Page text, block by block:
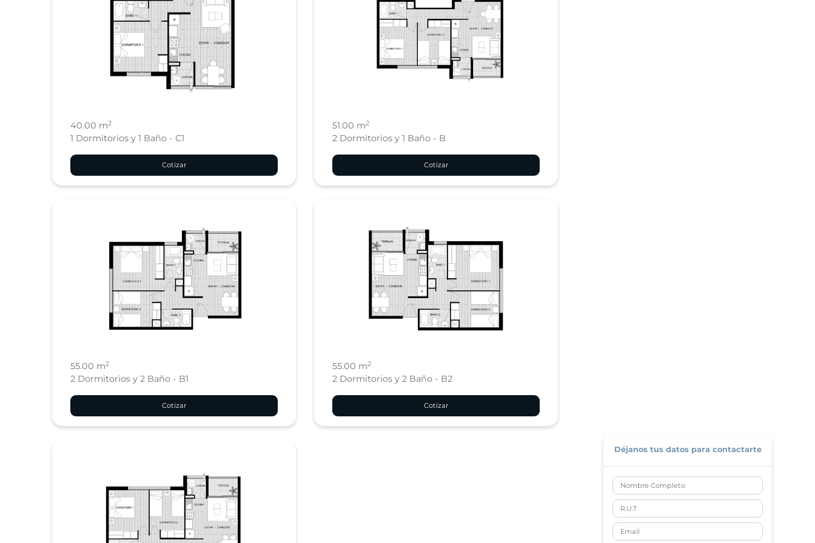
40.00 m2
1 Dormitorios y 1 Baño - C1
Cotizar
51.00 m2
2 Dormitorios y 1 Baño - B
Cotizar
55.00 m2
2 Dormitorios y 2 Baño - B1
Cotizar
55.00 m2
2 Dormitorios y 2 Baño - B2
Cotizar
Déjanos tus datos para contactarte